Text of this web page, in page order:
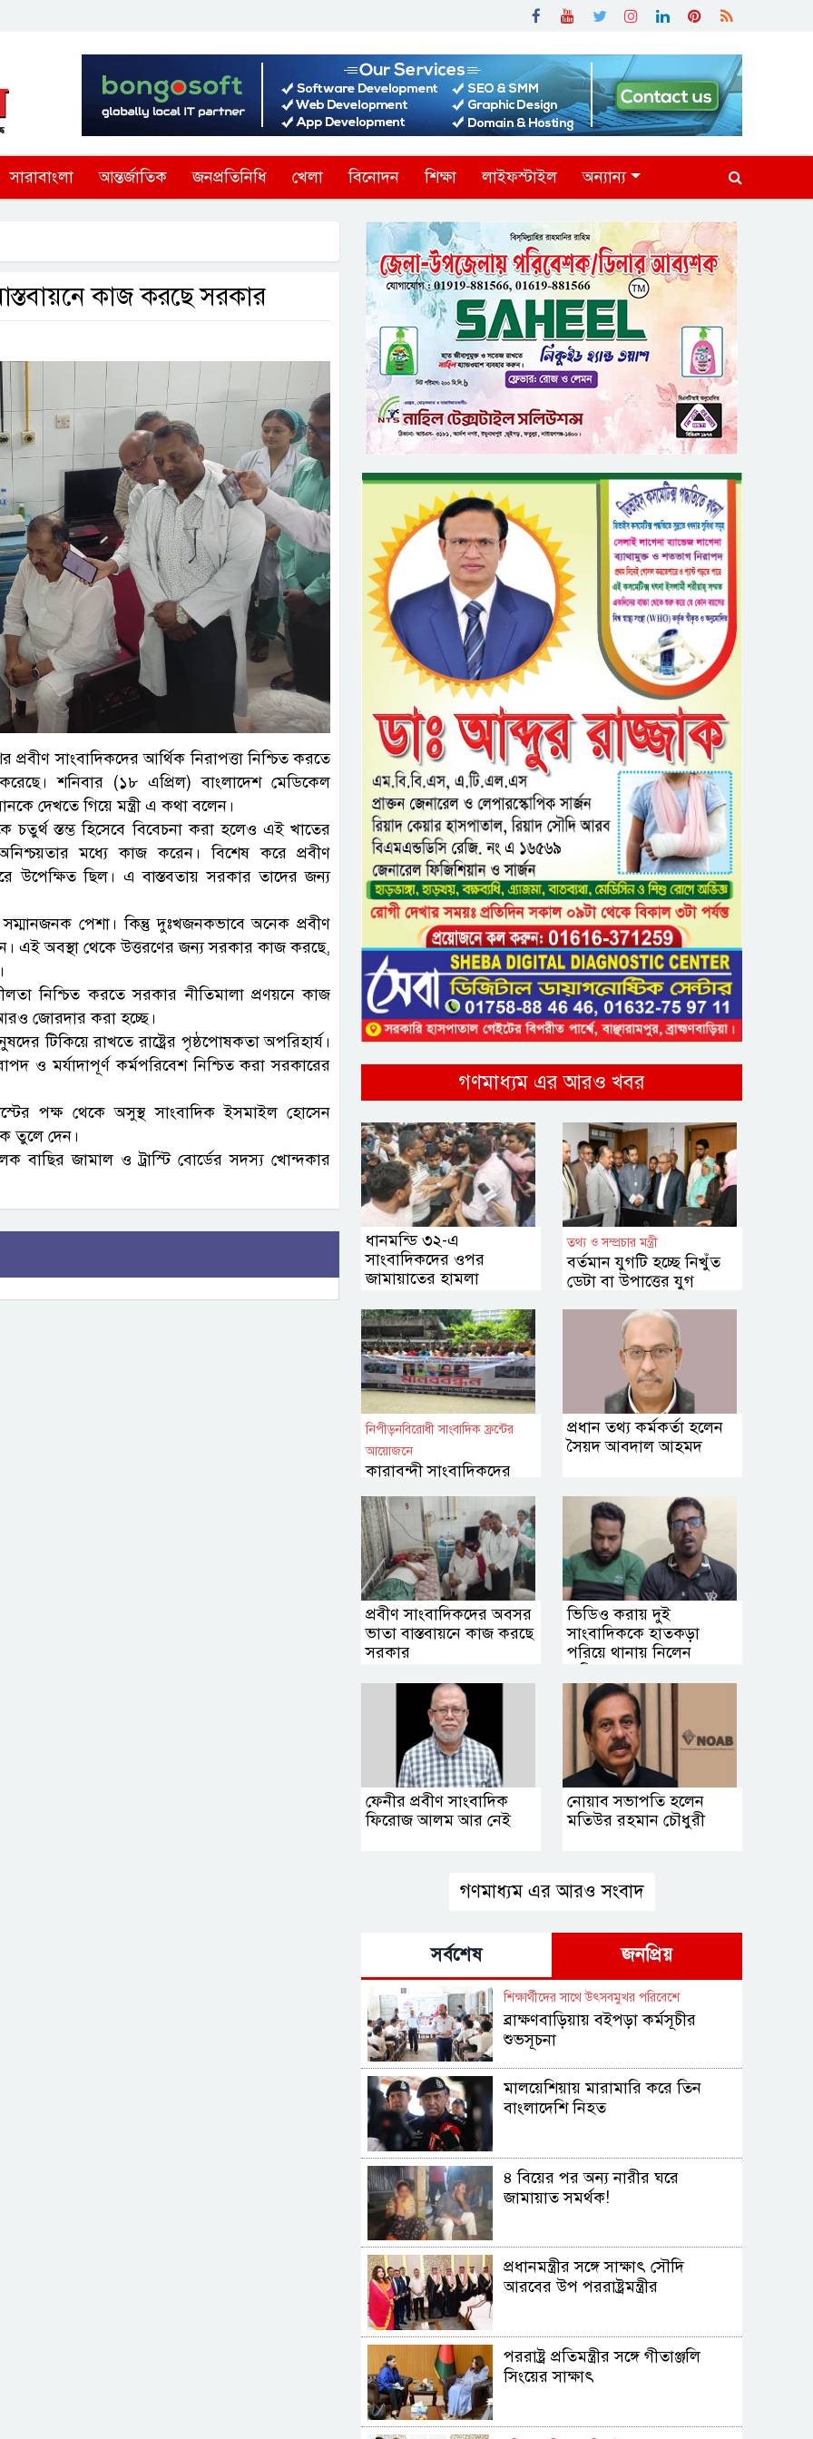
সারাবাংলা আন্তর্জাতিক জনপ্রতিনিধি খেলা বিনোদন শিক্ষা লাইফস্টাইল অন্যান্য
কাজ করছে সরকার
প্রবীণ সাংবাদিকদের আর্থিক নিরাপত্তা নিশ্চিত করতে
শনিবার (১৮ এপ্রিল) বাংলাদেশ মেডিকেল
দেখতে গিয়ে মন্ত্রী এ কথা বলেন।
চতুর্থ স্তম্ভ হিসেবে বিবেচনা করা হলেও এই খাতের
অনিশ্চয়তার মধ্যে কাজ করেন। বিশেষ করে প্রবীণ
উপেক্ষিত ছিল। এ বাস্তবতায় সরকার তাদের জন্য
পেশা। কিন্তু দুঃখজনকভাবে অনেক প্রবীণ
এই অবস্থা থেকে উত্তরণের জন্য সরকার কাজ করছে,
নিশ্চিত করতে সরকার নীতিমালা প্রণয়নে কাজ
আরও জোরদার করা হচ্ছে।
টিকিয়ে রাখতে রাষ্ট্রের পৃষ্ঠপোষকতা অপরিহার্য।
ও মর্যাদাপূর্ণ কর্মপরিবেশ নিশ্চিত করা সরকারের
পক্ষ থেকে অসুস্থ সাংবাদিক ইসমাইল হোসেন
তুলে দেন।
বাছির জামাল ও ট্রাস্টি বোর্ডের সদস্য খোন্দকার
গণমাধ্যম এর আরও খবর
ধানমন্ডি ৩২-এ
সাংবাদিকদের ওপর
জামায়াতের হামলা
তথ্য ও সম্প্রচার মন্ত্রী
বর্তমান যুগটি হচ্ছে নিখুঁত
ডেটা বা উপাত্তের যুগ
নিপীড়নবিরোধী সাংবাদিক ফ্রন্টের
আয়োজনে
কারাবন্দী সাংবাদিকদের
প্রধান তথ্য কর্মকর্তা হলেন
সৈয়দ আবদাল আহমদ
প্রবীণ সাংবাদিকদের অবসর
ভাতা বাস্তবায়নে কাজ করছে
সরকার
ভিডিও করায় দুই
সাংবাদিককে হাতকড়া
পরিয়ে থানায় নিলেন
ফেনীর প্রবীণ সাংবাদিক
ফিরোজ আলম আর নেই
নোয়াব সভাপতি হলেন
মতিউর রহমান চৌধুরী
গণমাধ্যম এর আরও সংবাদ
সর্বশেষ জনপ্রিয়
শিক্ষার্থীদের সাথে উৎসবমুখর পরিবেশে
ব্রাক্ষণবাড়িয়ায় বইপড়া কর্মসূচীর
শুভসূচনা
মালয়েশিয়ায় মারামারি করে তিন
বাংলাদেশি নিহত
৪ বিয়ের পর অন্য নারীর ঘরে
জামায়াত সমর্থক!
প্রধানমন্ত্রীর সঙ্গে সাক্ষাৎ সৌদি
আরবের উপ পররাষ্ট্রমন্ত্রীর
পররাষ্ট্র প্রতিমন্ত্রীর সঙ্গে গীতাঞ্জলি
সিংয়ের সাক্ষাৎ